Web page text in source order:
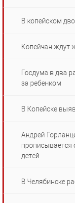
В копейском
Копейчан ждут
Госдума в два
за ребенком
В Копейске
Андрей
прописывается
детей
В Челябинске